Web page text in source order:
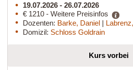
19.07.2026 - 26.07.2026
€ 1210 - Weitere Preisinfos
Dozenten: Barke, Daniel |
Domizil: Schloss Goldrain
Kurs vorbei